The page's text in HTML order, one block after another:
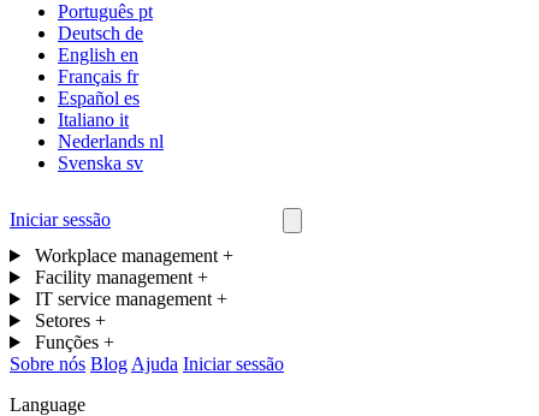
Português pt
Deutsch de
English en
Français fr
Español es
Italiano it
Nederlands nl
Svenska sv
Iniciar sessão
Workplace management +
Facility management +
IT service management +
Setores +
Funções +
Sobre nós Blog Ajuda Iniciar sessão
Language